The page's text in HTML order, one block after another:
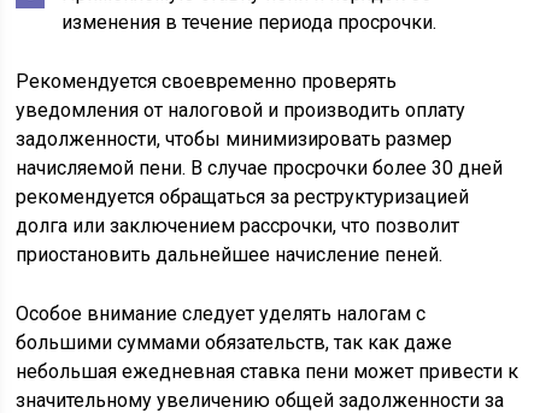
изменения в течение периода просрочки.
Рекомендуется своевременно проверять
уведомления от налоговой и производить оплату
задолженности, чтобы минимизировать размер
начисляемой пени. В случае просрочки более 30 дней
рекомендуется обращаться за реструктуризацией
долга или заключением рассрочки, что позволит
приостановить дальнейшее начисление пеней.
Особое внимание следует уделять налогам с
большими суммами обязательств, так как даже
небольшая ежедневная ставка пени может привести к
значительному увеличению общей задолженности за